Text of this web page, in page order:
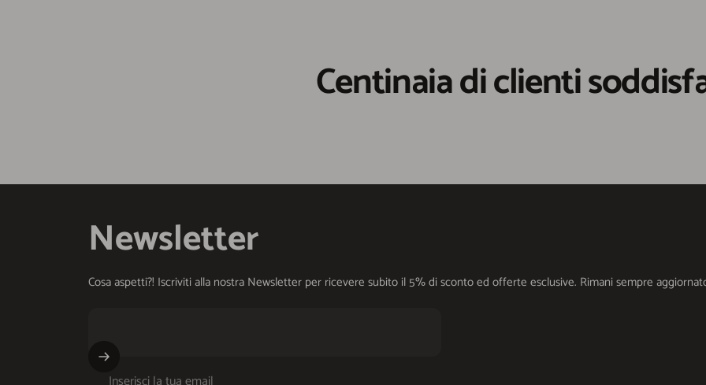
Centinaia di clienti
Newsletter
Cosa aspetti?! Iscriviti alla nostra Newsletter per ricevere subito il 5% di sconto ed offerte esclusive. Rimani sempre